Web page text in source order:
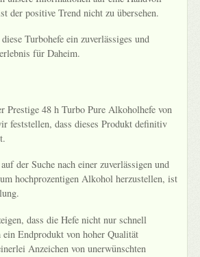
der positive Trend nicht zu übersehen.
Turbohefe ein zuverlässiges und
für Daheim.
Prestige 48 h Turbo Pure Alkoholhefe von
feststellen, dass dieses Produkt definitiv
der Suche nach einer zuverlässigen und
hochprozentigen Alkohol herzustellen, ist
dass die Hefe nicht nur schnell
ein Endprodukt von hoher Qualität
Anzeichen von unerwünschten